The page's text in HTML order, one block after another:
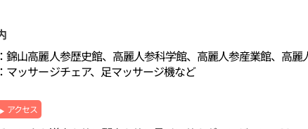
山高麗人参歴史館、高麗人参科学館、高麗人参産業館、高
ッサージチェア、足マッサージ機など
アクセス